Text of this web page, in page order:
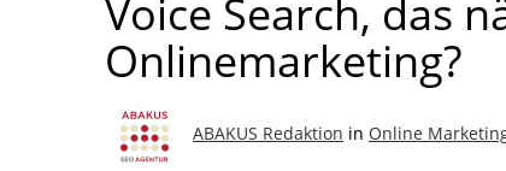
Voice Search, das
Onlinemarketing?
ABAKUS Redaktion in Online